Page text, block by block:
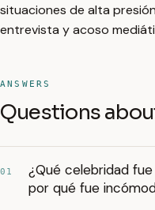
situaciones de alta
entrevista y acoso
ANSWERS
Questions
01
¿Qué celebridad
por qué fue